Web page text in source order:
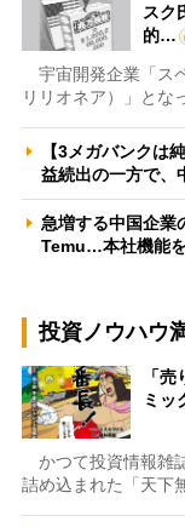
スク
的…
宇宙開発企業「ス
リリオネア）」とな
【3メガバンクは
益続出の一方で
急増する中国企業
Temu…本社機能
投資ノウハウ
「
ミッ
かつて投資情報雑
詰め込まれた「天下